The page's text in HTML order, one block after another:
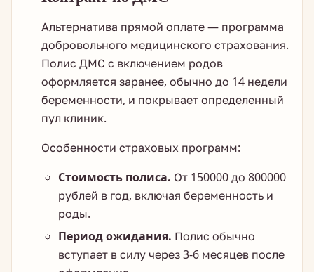
Альтернатива прямой оплате — программа
добровольного медицинского страхования.
Полис ДМС с включением родов
оформляется заранее, обычно до 14 недели
беременности, и покрывает определенный
пул клиник.
Особенности страховых программ:
Стоимость полиса. От 150000 до 800000
рублей в год, включая беременность и
роды.
Период ожидания. Полис обычно
вступает в силу через 3-6 месяцев после